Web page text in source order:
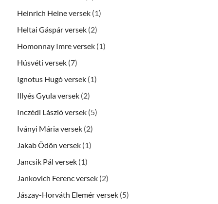
Heinrich Heine versek (1)
Heltai Gáspár versek (2)
Homonnay Imre versek (1)
Húsvéti versek (7)
Ignotus Hugó versek (1)
Illyés Gyula versek (2)
Inczédi László versek (5)
Iványi Mária versek (2)
Jakab Ödön versek (1)
Jancsik Pál versek (1)
Jankovich Ferenc versek (2)
Jászay-Horváth Elemér versek (5)